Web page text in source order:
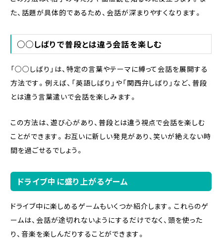
た、話題が具体的であるため、会話が深まりやすくなります。
○○しばりで普段とは違う会話を楽しむ
「○○しばり」は、特定の言葉やテーマに縛って会話を展開する
方法です。例えば、「英語しばり」や「関西弁しばり」など、普段
とは違う言葉遣いで会話を楽しみます。
この方法は、遊び心があり、普段とは違う視点で会話を楽しむ
ことができます。お互いに新しい発見があり、笑いが絶えない時
間を過ごせるでしょう。
ドライブ中に盛り上がるゲーム
ドライブ中に楽しめるゲームもいくつか紹介します。これらのゲ
ームは、会話が途切れないようにするだけでなく、頭を使った
り、音楽を楽しんだりすることができます。